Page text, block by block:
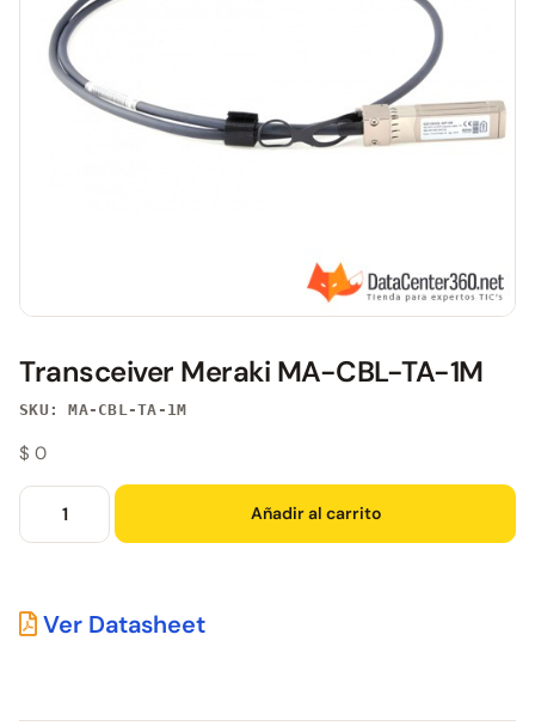
Transceiver Meraki MA-CBL-TA-1M
SKU: MA-CBL-TA-1M
$ 0
Añadir al carrito
Ver Datasheet